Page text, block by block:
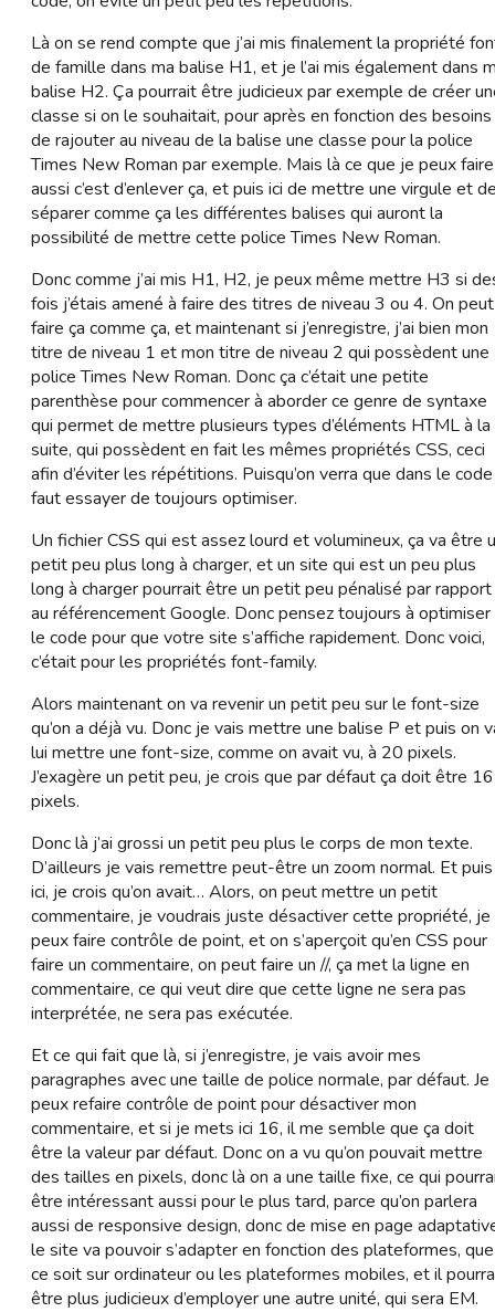
Là on se rend compte que j’ai mis finalement la propriété
de famille dans ma balise H1, et je l’ai mis également dans
balise H2. Ça pourrait être judicieux par exemple de créer
classe si on le souhaitait, pour après en fonction des besoins
de rajouter au niveau de la balise une classe pour la police
Times New Roman par exemple. Mais là ce que je peux faire
aussi c’est d’enlever ça, et puis ici de mettre une virgule et
séparer comme ça les différentes balises qui auront la
possibilité de mettre cette police Times New Roman.
Donc comme j’ai mis H1, H2, je peux même mettre H3 si
fois j’étais amené à faire des titres de niveau 3 ou 4. On peut
faire ça comme ça, et maintenant si j’enregistre, j’ai bien mon
titre de niveau 1 et mon titre de niveau 2 qui possèdent une
police Times New Roman. Donc ça c’était une petite
parenthèse pour commencer à aborder ce genre de syntaxe
qui permet de mettre plusieurs types d’éléments HTML à la
suite, qui possèdent en fait les mêmes propriétés CSS, ceci
afin d’éviter les répétitions. Puisqu’on verra que dans le
faut essayer de toujours optimiser.
Un fichier CSS qui est assez lourd et volumineux, ça va être
petit peu plus long à charger, et un site qui est un peu plus
long à charger pourrait être un petit peu pénalisé par rapport
au référencement Google. Donc pensez toujours à optimiser
le code pour que votre site s’affiche rapidement. Donc voici,
c’était pour les propriétés font-family.
Alors maintenant on va revenir un petit peu sur le font-size
qu’on a déjà vu. Donc je vais mettre une balise P et puis on
lui mettre une font-size, comme on avait vu, à 20 pixels.
J’exagère un petit peu, je crois que par défaut ça doit être 16
pixels.
Donc là j’ai grossi un petit peu plus le corps de mon texte.
D’ailleurs je vais remettre peut-être un zoom normal. Et puis
ici, je crois qu’on avait… Alors, on peut mettre un petit
commentaire, je voudrais juste désactiver cette propriété, je
peux faire contrôle de point, et on s’aperçoit qu’en CSS pour
faire un commentaire, on peut faire un //, ça met la ligne en
commentaire, ce qui veut dire que cette ligne ne sera pas
interprétée, ne sera pas exécutée.
Et ce qui fait que là, si j’enregistre, je vais avoir mes
paragraphes avec une taille de police normale, par défaut. Je
peux refaire contrôle de point pour désactiver mon
commentaire, et si je mets ici 16, il me semble que ça doit
être la valeur par défaut. Donc on a vu qu’on pouvait mettre
des tailles en pixels, donc là on a une taille fixe, ce qui
être intéressant aussi pour le plus tard, parce qu’on parlera
aussi de responsive design, donc de mise en page
le site va pouvoir s’adapter en fonction des plateformes, que
ce soit sur ordinateur ou les plateformes mobiles, et il
être plus judicieux d’employer une autre unité, qui sera EM.